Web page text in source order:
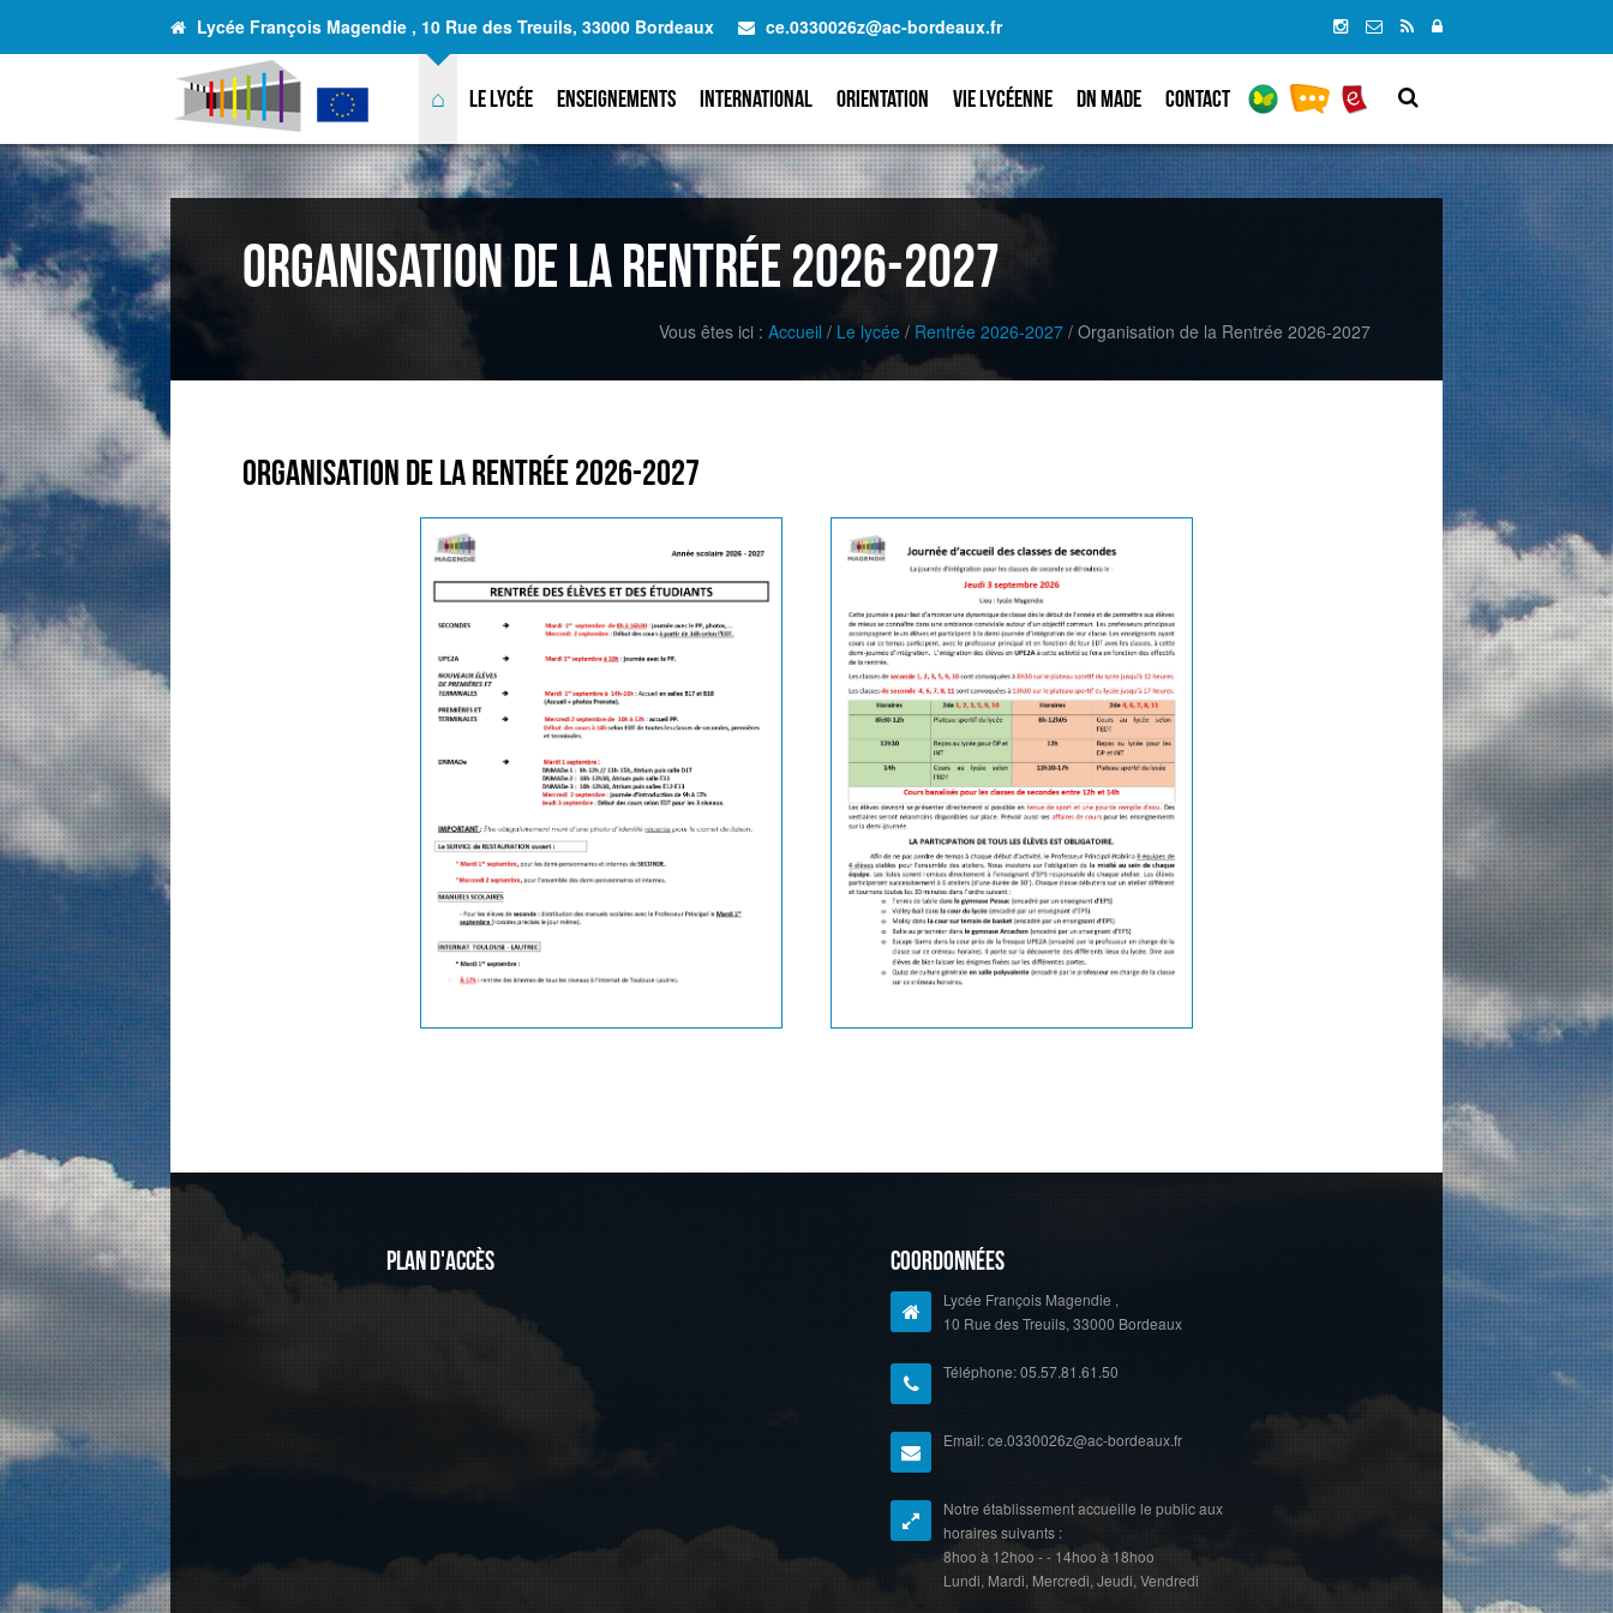
Lycée François Magendie , 10 Rue des Treuils, 33000 Bordeaux ce.0330026z@ac-bordeaux.fr
⌂ Le lycée Enseignements International Orientation Vie lycéenne DN MADe Contact
Organisation de la Rentrée 2026-2027
Vous êtes ici : Accueil / Le lycée / Rentrée 2026-2027 / Organisation de la Rentrée 2026-2027
Organisation de la Rentrée 2026-2027
Plan d'accès Coordonnées
Lycée François Magendie ,
10 Rue des Treuils, 33000 Bordeaux
Téléphone: 05.57.81.61.50
Email: ce.0330026z@ac-bordeaux.fr
Notre établissement accueille le public aux
horaires suivants :
8hoo à 12hoo - - 14hoo à 18hoo
Lundi, Mardi, Mercredi, Jeudi, Vendredi